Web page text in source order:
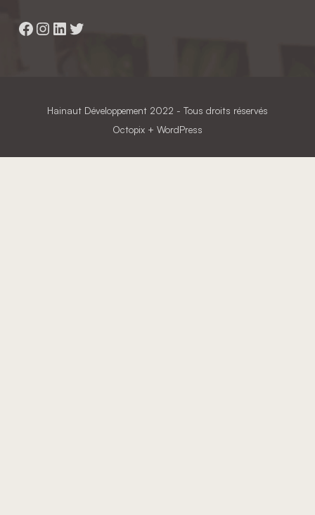
Facebook
Instagram
LinkedIn
Twitter
Hainaut Développement 2022 - Tous droits réservés
Octopix + WordPress